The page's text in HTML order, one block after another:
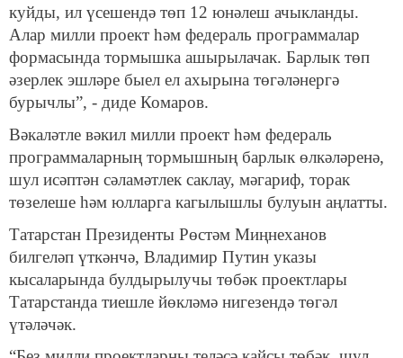
куйды, ил үсешендә төп 12 юнәлеш ачыкланды.
Алар милли проект һәм федераль программалар
формасында тормышка ашырылачак. Барлык төп
әзерлек эшләре быел ел ахырына төгәләнергә
бурычлы”, - диде Комаров.
Вәкаләтле вәкил милли проект һәм федераль
программаларның тормышның барлык өлкәләренә,
шул исәптән сәламәтлек саклау, мәгариф, торак
төзелеше һәм юлларга кагылышлы булуын аңлатты.
Татарстан Президенты Рөстәм Миңнеханов
билгеләп үткәнчә, Владимир Путин указы
кысаларында булдырылучы төбәк проектлары
Татарстанда тиешле йөкләмә нигезендә төгәл
үтәләчәк.